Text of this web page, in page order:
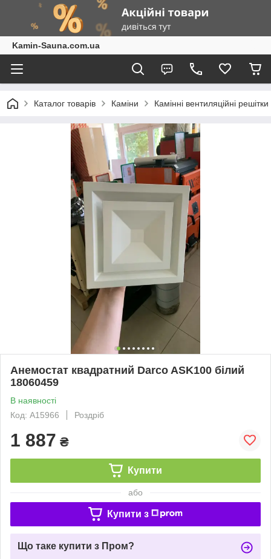
Kamin-Sauna.com.ua
Каталог товарів Каміни Камінні вентиляційні решітки
Анемостат квадратний Darco ASK100 білий
18060459
В наявності
Код: А15966
Роздріб
1 887 ₴
Купити
або
Купити з
Що таке купити з Пром?